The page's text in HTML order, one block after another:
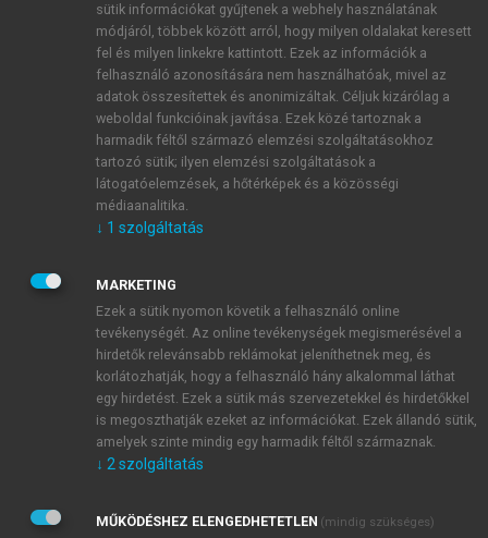
ÚJ FIÓK LÉTREHOZÁSA
1 óra díjmentes hozzáférés
E-MAIL-CÍM
JELSZÓ
JELSZÓ ÚJRA
Kérek értesítést a MeRSZ újdonságairól, akcióiról.
Kérek értesítést az Akadémiai Kiadó Zrt. újdonságairól,
Adatkezelési tájékoztatóbanfoglaltakat tudomásul
sütik információkat gyűjtenek a webhely használatának
módjáról, többek között arról, hogy milyen oldalakat keresett
fel és milyen linkekre kattintott. Ezek az információk a
felhasználó azonosítására nem használhatóak, mivel az
adatok összesítettek és anonimizáltak. Céljuk kizárólag a
weboldal funkcióinak javítása. Ezek közé tartoznak a
harmadik féltől származó elemzési szolgáltatásokhoz
tartozó sütik; ilyen elemzési szolgáltatások a
látogatóelemzések, a hőtérképek és a közösségi
médiaanalitika.
↓ 1 szolgáltatás
MARKETING
Ezek a sütik nyomon követik a felhasználó online
tevékenységét. Az online tevékenységek megismerésével a
hirdetők relevánsabb reklámokat jeleníthetnek meg, és
korlátozhatják, hogy a felhasználó hány alkalommal láthat
egy hirdetést. Ezek a sütik más szervezetekkel és hirdetőkkel
is megoszthatják ezeket az információkat. Ezek állandó sütik,
amelyek szinte mindig egy harmadik féltől származnak.
↓ 2 szolgáltatás
MŰKÖDÉSHEZ ELENGEDHETETLEN (mindig szükséges)